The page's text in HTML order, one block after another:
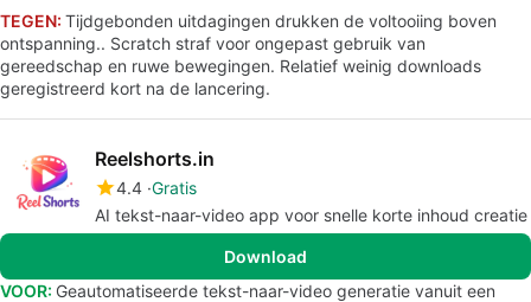
TEGEN: Tijdgebonden uitdagingen drukken de voltooiing boven
ontspanning.. Scratch straf voor ongepast gebruik van
gereedschap en ruwe bewegingen. Relatief weinig downloads
geregistreerd kort na de lancering.
Reelshorts.in
4.4 Gratis
AI tekst-naar-video app voor snelle korte inhoud creatie
Download
VOOR: Geautomatiseerde tekst-naar-video generatie vanuit een